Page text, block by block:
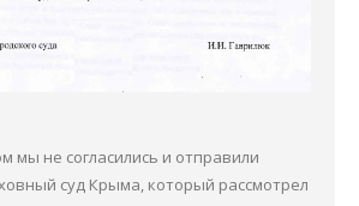
мы не согласились и отправили
суд Крыма, который рассмотрел